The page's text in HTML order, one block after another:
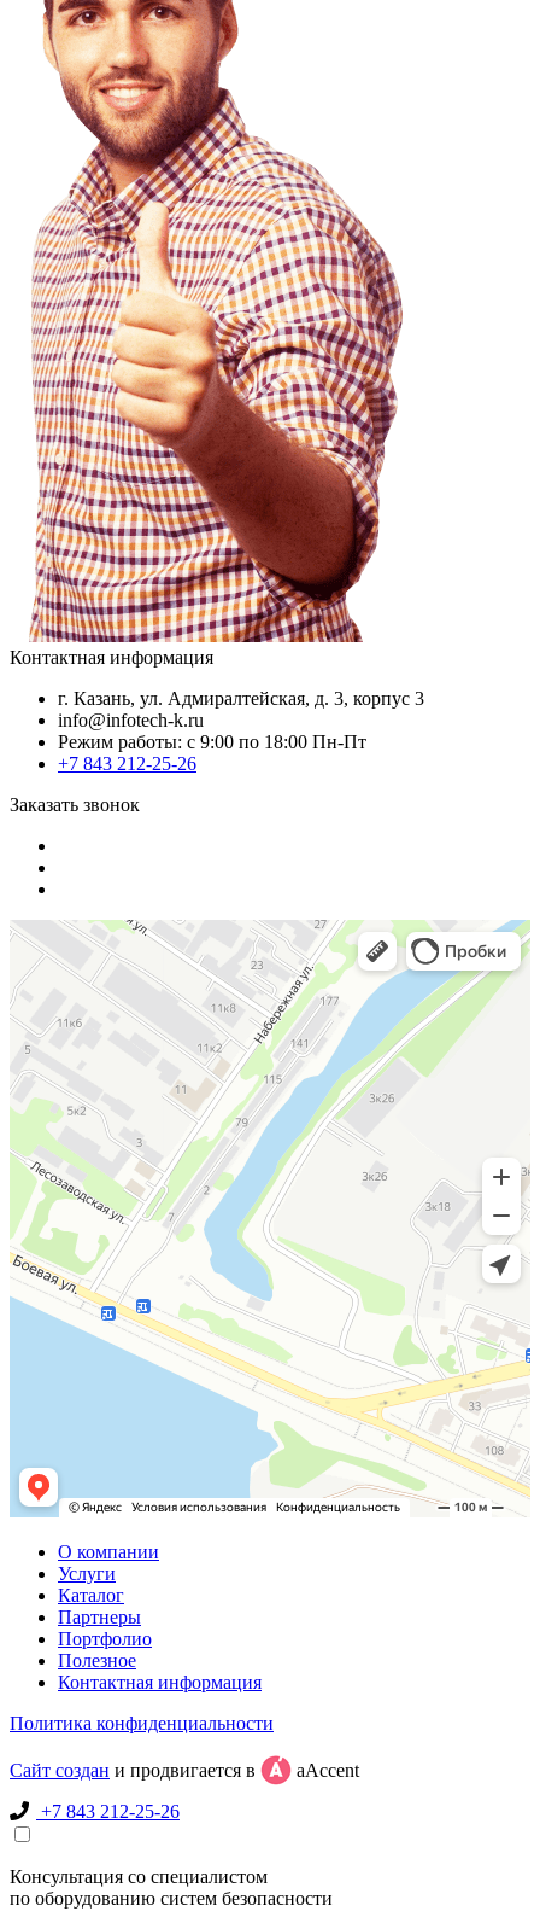
Контактная информация
г. Казань, ул. Адмиралтейская, д. 3, корпус 3
info@infotech-k.ru
Режим работы: с 9:00 по 18:00 Пн-Пт
+7 843 212-25-26
Заказать звонок
О компании
Услуги
Каталог
Партнеры
Портфолио
Полезное
Контактная информация
Политика конфиденциальности
Сайт создан и продвигается в
aAccent
+7 843 212-25-26
Консультация со специалистом
по оборудованию систем безопасности